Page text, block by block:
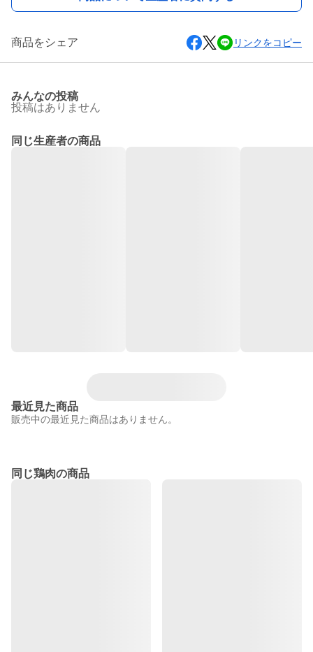
商品をシェア リンクをコピー
みんなの投稿
投稿はありません
同じ生産者の商品
最近見た商品
販売中の最近見た商品はありません。
同じ鶏肉の商品